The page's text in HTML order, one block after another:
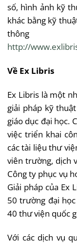
số, hình ảnh kỹ
khác bằng kỹ
thông
http://
Về Ex Libris
Ex Libris là một
giải pháp kỹ thuật
giáo dục đại học.
việc triển khai
cáctài liệu thư
viên trường, dịch
Côngty phục vụ
Giải pháp của Ex
50trường đại học
40 thưviện quốc
Với các dịch vụ